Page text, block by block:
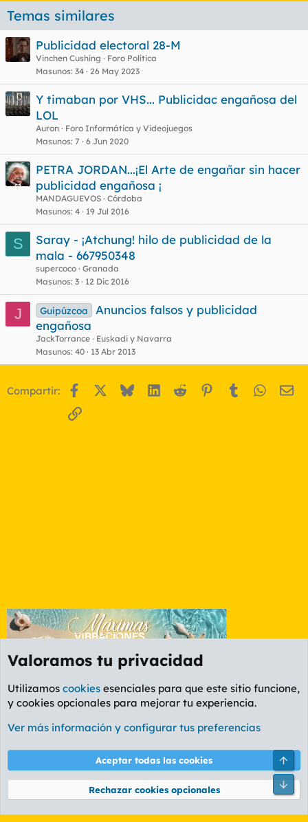
Temas similares
Publicidad electoral 28-M
Vinchen Cushing
Foro Política
Masunos 34 26 May 2023
Y timaban por VHS... Publicidac engañosa del
LOL
Auron
Foro Informática y Videojuegos
Masunos 7 6 Jun 2020
PETRA JORDAN...¡El Arte de engañar sin hacer
publicidad engañosa ¡
MANDAGUEVOS Córdoba
Masunos 4 19 Jul 2016
S
Saray - ¡Atchung! hilo de publicidad de la
mala - 667950348
supercoco Granada
Masunos 3 12 Dic 2016
J Guipúzcoa
Anuncios falsos y publicidad
engañosa
JackTorrance
Euskadi y Navarra
Masunos 40 13 Abr 2013
Compartir: Facebook BlueskyLinkedIn
Reddit Pinterest
Tumblr
Enlace
Foro General
Cookies
PL OLDSTYLE AMARILLO
Términos y reglas Política de privacidad Ayuda
Community platform by XenForo® © 2010-2026 XenForo Ltd.
Valoramos tu privacidad
Utilizamos cookies esenciales para que este sitio funcione,
y cookies opcionales para mejorar tu experiencia.
Ver más información y configurar tus preferencias
Aceptar todas las cookies
Rechazar cookies opcionales
Pie